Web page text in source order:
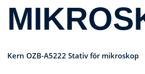
Kern OZB-A5222 Stativ för mikroskop